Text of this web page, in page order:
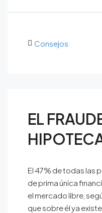
Consejos
EL
El 47% de todas las
de prima única
el mercado libre,
que sobre él ya